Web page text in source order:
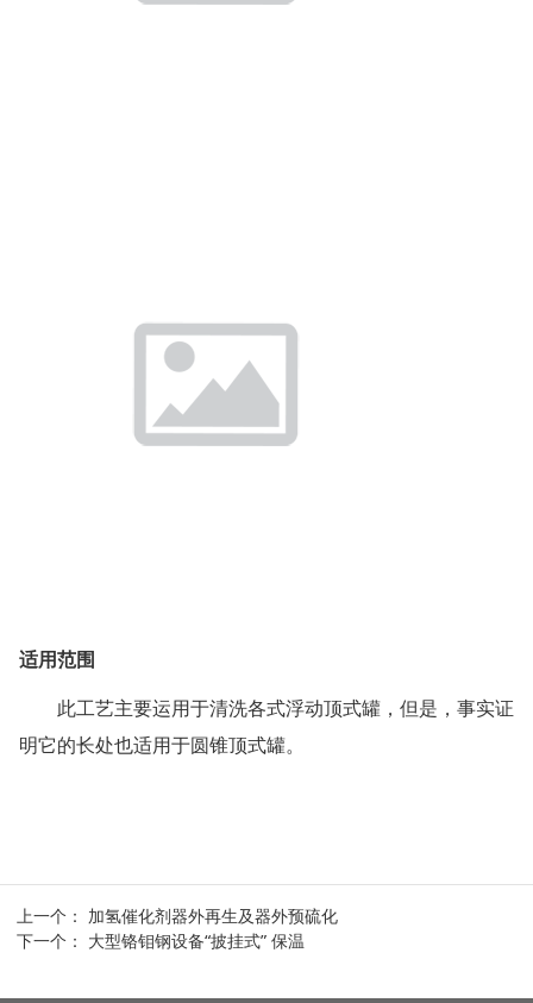
适用范围
此工艺主要运用于清洗各式浮动顶式罐，但是，事实证
明它的长处也适用于圆锥顶式罐。
上一个： 加氢催化剂器外再生及器外预硫化
下一个： 大型铬钼钢设备“披挂式” 保温